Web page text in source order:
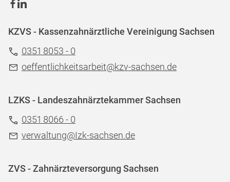
KZVS - Kassenzahnärztliche Vereinigung Sachsen
0351 8053 - 0
oeffentlichkeitsarbeit@kzv-sachsen.de
LZKS - Landeszahnärztekammer Sachsen
0351 8066 - 0
verwaltung@Izk-sachsen.de
ZVS - Zahnärzteversorgung Sachsen